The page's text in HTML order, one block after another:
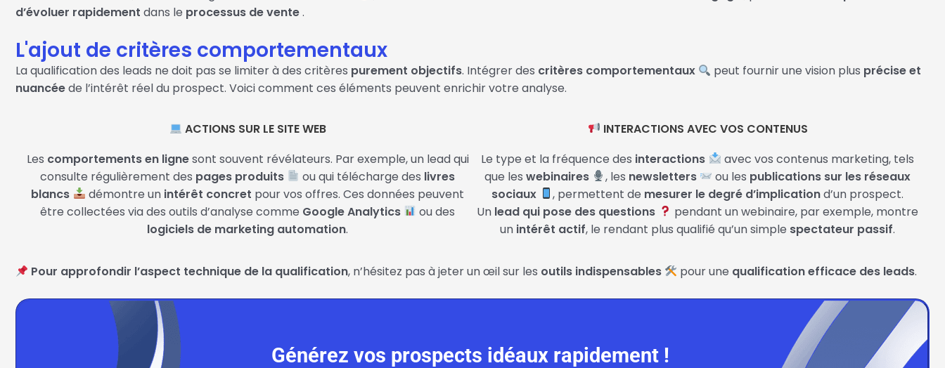
d’évoluer rapidement dans le processus de vente.
L'ajout de critères comportementaux
La qualification des leads ne doit pas se limiter à des critères purement objectifs. Intégrer des critères comportementaux peut fournir une vision plus précise et
nuancéede l’intérêt réel du prospect. Voici comment ces éléments peuvent enrichir votre analyse.
ACTIONS SUR LE SITE WEB
Les comportements en lignesont souvent révélateurs. Par exemple, un lead qui
consulte régulièrement des pages produits ou qui télécharge des livres
blancs
démontre un intérêt concret pour vos offres. Ces données peuvent
être collectées via des outils d’analyse comme Google Analytics
ou des
logiciels de marketing automation.
INTERACTIONS AVEC VOS CONTENUS
Le type et la fréquence des interactions
avec vos contenus marketing, tels
que leswebinaires , les newsletters ou les publications sur les réseaux
sociaux
, permettent de mesurer le degré d’implicationd’un prospect.
Un lead qui pose des questions
pendant un webinaire, par exemple, montre
un intérêt actif, le rendant plus qualifié qu’un simple spectateur passif.
Pour approfondir l’aspect technique de la qualification, n’hésitez pas à jeter un œil sur les outils indispensables pour une qualification efficace des leads.
Générez vos prospects idéaux rapidement !